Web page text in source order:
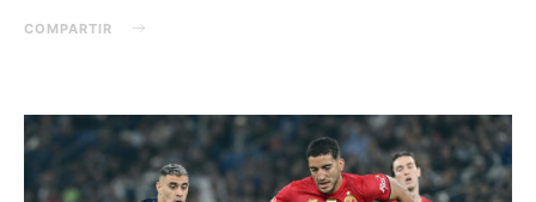
COMPARTIR